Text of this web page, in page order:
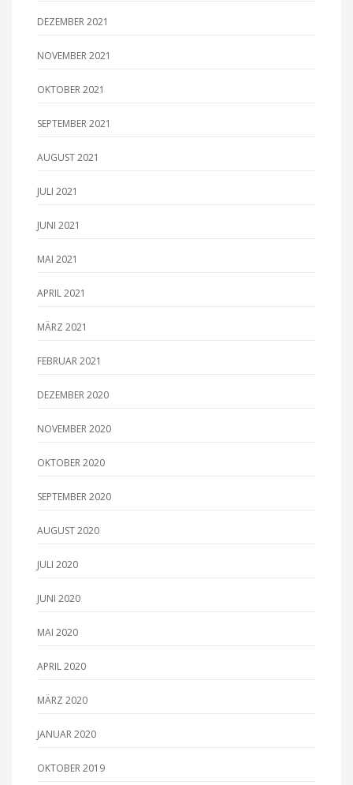
DEZEMBER 2021
NOVEMBER 2021
OKTOBER 2021
SEPTEMBER 2021
AUGUST 2021
JULI 2021
JUNI 2021
MAI 2021
APRIL 2021
MÄRZ 2021
FEBRUAR 2021
DEZEMBER 2020
NOVEMBER 2020
OKTOBER 2020
SEPTEMBER 2020
AUGUST 2020
JULI 2020
JUNI 2020
MAI 2020
APRIL 2020
MÄRZ 2020
JANUAR 2020
OKTOBER 2019